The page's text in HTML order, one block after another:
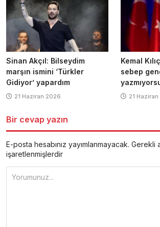
Sinan Akçıl: Bilseydim
marşın ismini ‘Türkler
Gidiyor’ yapardım
21 Haziran 2026
Kemal
sebep
21
Bir cevap yazın
E-posta hesabınız yayımlanmayacak. Gerekli
işaretlenmişlerdir